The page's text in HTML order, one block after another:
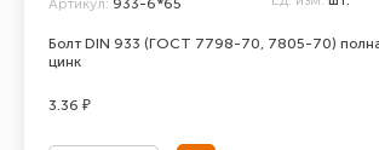
Болт DIN 933 (ГОСТ 7798-70, 7805-70)
цинк
3.36 ₽